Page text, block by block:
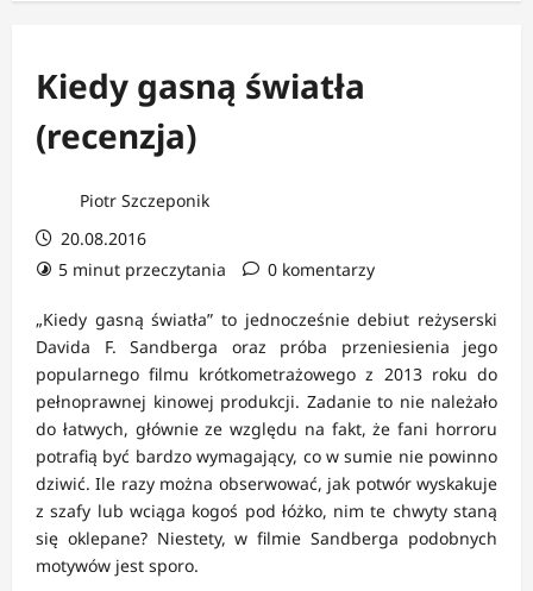
Kiedy gasną światła
(recenzja)
Piotr Szczeponik
20.08.2016
5 minut przeczytania
0 komentarzy
„Kiedy gasną światła” to jednocześnie debiut reżyserski
Davida F. Sandberga oraz próba przeniesienia jego
popularnego filmu krótkometrażowego z 2013 roku do
pełnoprawnej kinowej produkcji. Zadanie to nie należało
do łatwych, głównie ze względu na fakt, że fani horroru
potrafią być bardzo wymagający, co w sumie nie powinno
dziwić. Ile razy można obserwować, jak potwór wyskakuje
z szafy lub wciąga kogoś pod łóżko, nim te chwyty staną
się oklepane? Niestety, w filmie Sandberga podobnych
motywów jest sporo.